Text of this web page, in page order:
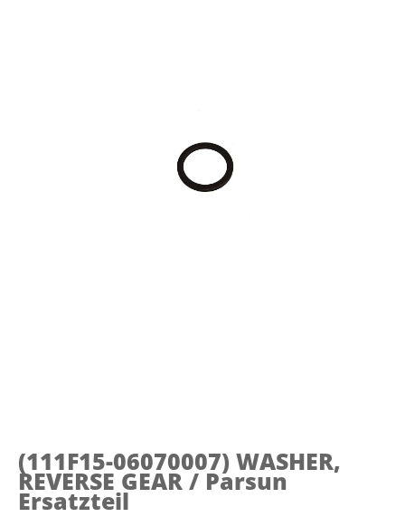
(111F15-06070007) WASHER,
REVERSE GEAR / Parsun
Ersatzteil